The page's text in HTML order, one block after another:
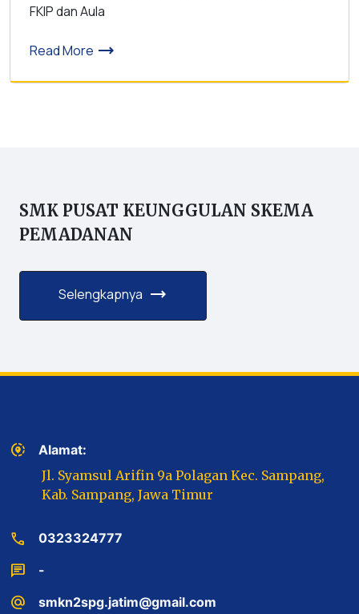
FKIP dan Aula
Read More trending_flat
SMK PUSAT KEUNGGULAN SKEMA
PEMADANAN
Selengkapnya trending_flat
share_location
Alamat:
Jl. Syamsul Arifin 9a Polagan Kec. Sampang,
Kab. Sampang, Jawa Timur
call 0323324777
chat -
alternate_email smkn2spg.jatim@gmail.com